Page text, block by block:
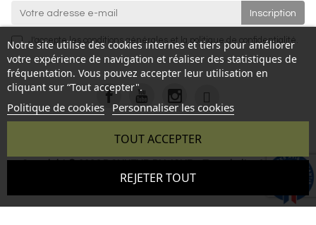
Notre site utilise des cookies internes et tiers pour améliorer
votre expérience de navigation et réaliser des statistiques de
fréquentation. Vous pouvez accepter leur utilisation en
cliquant sur “Tout accepter".
Politique de cookies Personnaliser les cookies
REJETER TOUT
TOUT ACCEPTER
J'accepte les conditions générales et la politique de confidentialité.
- Reproduction interdite sans autorisation - Site réalisé par :